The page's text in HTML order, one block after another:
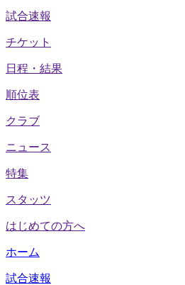
試合速報
チケット
日程・結果
順位表
クラブ
ニュース
特集
スタッツ
はじめての方へ
ホーム
試合速報